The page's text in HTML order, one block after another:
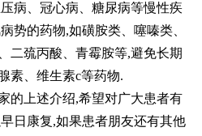
病、冠心病、糖尿病等慢性疾
势的药物,如磺胺类、噻嗪类、
二巯丙酸、青霉胺等,避免长期
素、维生素c等药物.
上述介绍,希望对广大患者有
日康复,如果患者朋友还有其他